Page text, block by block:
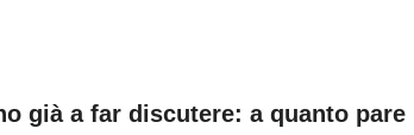
già a far discutere: a quanto pare